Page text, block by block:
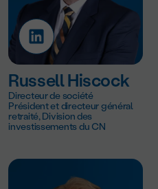
Russell Hiscock
Directeur de société
Président et directeur général
retraité, Division des
investissements du CN